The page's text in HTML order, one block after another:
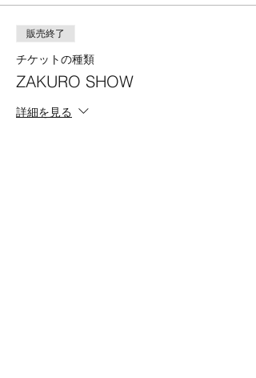
販売終了
チケットの種類
ZAKURO SHOW
詳細を見る